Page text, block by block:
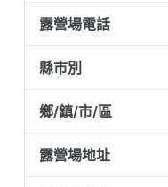
露營場電話
縣市別
鄉/鎮/市/區
露營場地址